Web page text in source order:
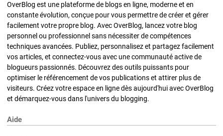
OverBlog est une plateforme de blogs en ligne, moderne et en
constante évolution, conçue pour vous permettre de créer et gérer
facilement votre propre blog. Avec OverBlog, lancez votre blog
personnel ou professionnel sans nécessiter de compétences
techniques avancées. Publiez, personnalisez et partagez facilement
vos articles, et connectez-vous avec une communauté active de
blogueurs passionnés. Découvrez des outils puissants pour
optimiser le référencement de vos publications et attirer plus de
visiteurs. Créez votre espace en ligne dès aujourd'hui avec OverBlog
et démarquez-vous dans l'univers du blogging.
Aide